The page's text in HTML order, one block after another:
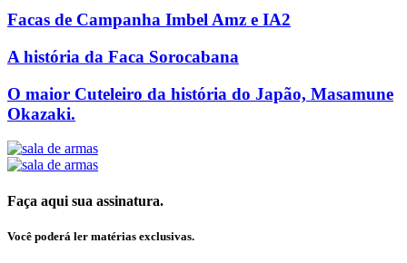
Facas de Campanha Imbel Amz e IA2
A história da Faca Sorocabana
O maior Cuteleiro da história do Japão, Masamune
Okazaki.
Faça aqui sua assinatura.
Você poderá ler matérias exclusivas.